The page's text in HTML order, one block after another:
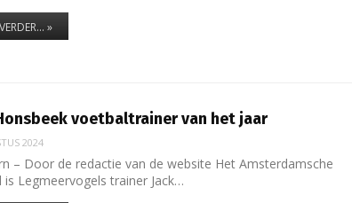
»
voetbaltrainer van het jaar
2024
– Door de redactie van de website Het Amsterdamsche
is Legmeervogels trainer Jack…